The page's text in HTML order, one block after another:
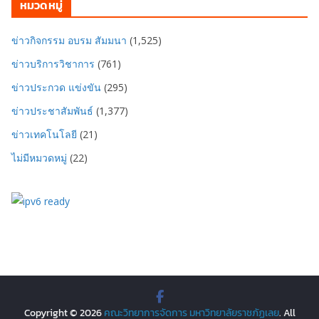
หมวดหมู่
ข่าวกิจกรรม อบรม สัมมนา (1,525)
ข่าวบริการวิชาการ (761)
ข่าวประกวด แข่งขัน (295)
ข่าวประชาสัมพันธ์ (1,377)
ข่าวเทคโนโลยี (21)
ไม่มีหมวดหมู่ (22)
Copyright © 2026คณะวิทยาการจัดการ มหาวิทยาลัยราชภัฏเลย. All